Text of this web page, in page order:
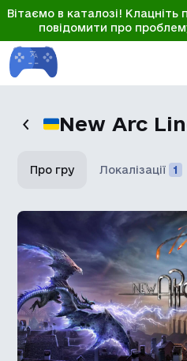
Вітаємо в каталозі!
повідомити про
New Arc
Про гру Локалізації 1